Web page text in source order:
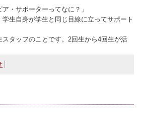
ア・サポーターってなに？」
生自身が学生と同じ目線に立ってサポート
タッフのことです。2回生から4回生が活